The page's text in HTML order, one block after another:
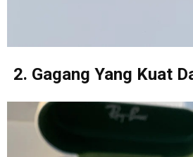
2. Gagang Yang Kuat